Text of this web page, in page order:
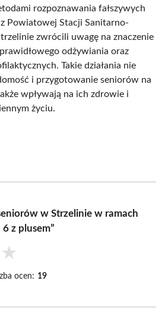
rozpoznawania fałszywych
Powiatowej Stacji Sanitarno-
zwrócili uwagę na znaczenie
odżywiania oraz
Takie działania nie
i przygotowanie seniorów na
wpływają na ich zdrowie i
życiu.
w Strzelinie w ramach
z plusem”
★
ocen: 19